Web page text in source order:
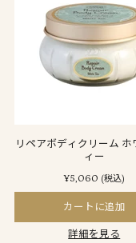
リペアボディクリーム ホ
ィー
¥5,060 (税込)
カートに追加
詳細を見る